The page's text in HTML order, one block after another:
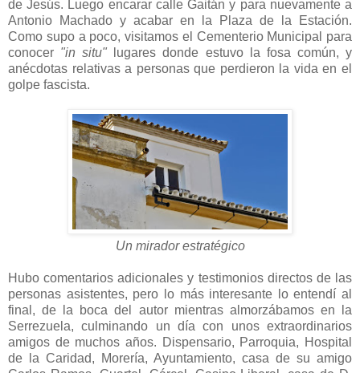
de Jesús. Luego encarar calle Gaitán y para nuevamente a
Antonio Machado y acabar en la Plaza de la Estación.
Como supo a poco, visitamos el Cementerio Municipal para
conocer "in situ" lugares donde estuvo la fosa común, y
anécdotas relativas a personas que perdieron la vida en el
golpe fascista.
Un mirador estratégico
Hubo comentarios adicionales y testimonios directos de las
personas asistentes, pero lo más interesante lo entendí al
final, de la boca del autor mientras almorzábamos en la
Serrezuela, culminando un día con unos extraordinarios
amigos de muchos años. Dispensario, Parroquia, Hospital
de la Caridad, Morería, Ayuntamiento, casa de su amigo